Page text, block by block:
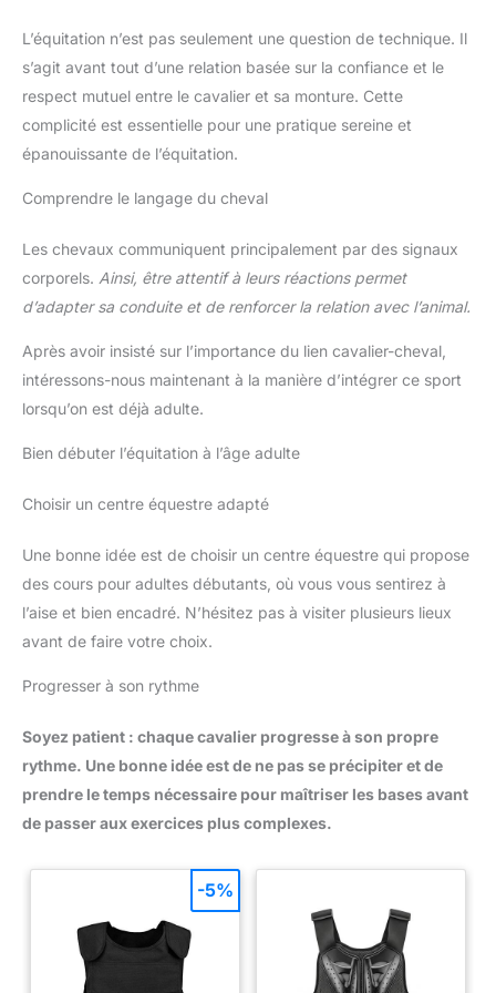
améliorer les compétences
dans tous les sports comme les
exercices de football, la boxe,
le basketball, le crosse, le
l'athlétisme.
L’équitation n’est pas seulement une question de technique. Il
s’agit avant tout d’une relation basée sur la confiance et le
respect mutuel entre le cavalier et sa monture. Cette
complicité est essentielle pour une pratique sereine et
épanouissante de l’équitation.
Comprendre le langage du cheval
Les chevaux communiquent principalement par des signaux
corporels. Ainsi, être attentif à leurs réactions permet
d’adapter sa conduite et de renforcer la relation avec l’animal.
Après avoir insisté sur l’importance du lien cavalier-cheval,
intéressons-nous maintenant à la manière d’intégrer ce sport
lorsqu’on est déjà adulte.
Bien débuter l’équitation à l’âge adulte
Choisir un centre équestre adapté
Une bonne idée est de choisir un centre équestre qui propose
des cours pour adultes débutants, où vous vous sentirez à
l’aise et bien encadré. N’hésitez pas à visiter plusieurs lieux
avant de faire votre choix.
Progresser à son rythme
Soyez patient : chaque cavalier progresse à son propre
rythme. Une bonne idée est de ne pas se précipiter et de
prendre le temps nécessaire pour maîtriser les bases avant
de passer aux exercices plus complexes.
-5%